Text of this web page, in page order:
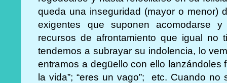
queda una inseguridad (mayor o menor)
exigentes que suponen acomodarse
recursos de afrontamiento que igual no
tendemos a subrayar su indolencia, lo
entramos a degüello con ello lanzándoles
la vida”; “eres un vago”; etc. Cuando